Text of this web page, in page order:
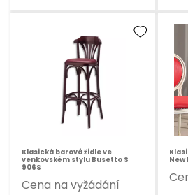
Klasická barová židle ve
venkovském stylu Busetto S
906S
Cena na vyžádání
New